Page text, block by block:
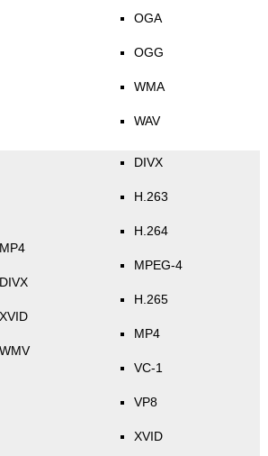
OGA
OGG
WMA
WAV
MP4
DIVX
XVID
WMV
DIVX
H.263
H.264
MPEG-4
H.265
MP4
VC-1
VP8
XVID